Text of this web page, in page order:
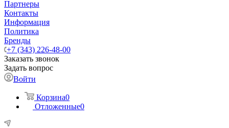
Партнеры
Контакты
Информация
Политика
Бренды
+7 (343) 226-48-00
Заказать звонок
Задать вопрос
Войти
Корзина0
Отложенные0